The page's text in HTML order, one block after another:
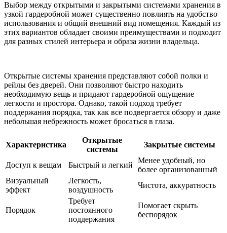
Выбор между открытыми и закрытыми системами хранения в
узкой гардеробной может существенно повлиять на удобство
использования и общий внешний вид помещения. Каждый из
этих вариантов обладает своими преимуществами и подходит
для разных стилей интерьера и образа жизни владельца.
Открытые системы хранения представляют собой полки и
рейлы без дверей. Они позволяют быстро находить
необходимую вещь и придают гардеробной ощущение
легкости и простора. Однако, такой подход требует
поддержания порядка, так как все подвергается обзору и даже
небольшая небрежность может бросаться в глаза.
Характеристика
Открытые
системы
Закрытые системы
Доступ к вещам Быстрый и легкий
Менее удобный, но
более организованный
Визуальный
эффект
Легкость,
воздушность
Чистота, аккуратность
Порядок
Требует
постоянного
поддержания
Помогает скрыть
беспорядок